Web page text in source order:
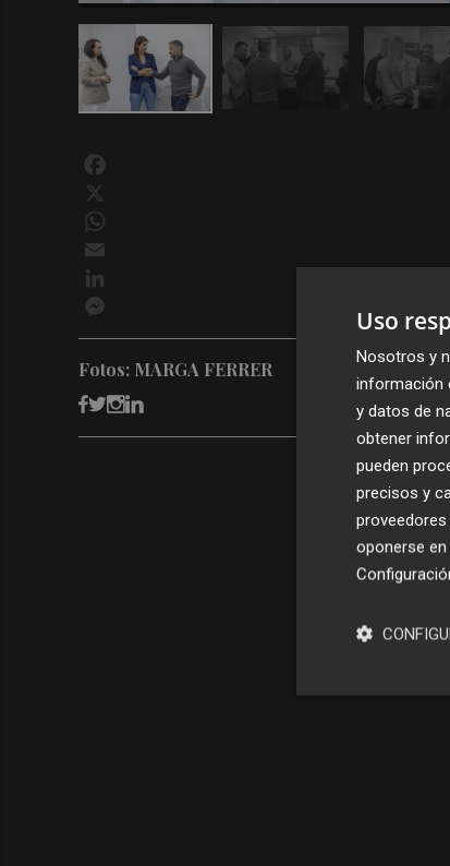
Fotos: MARGA FERRER
Uso
Nosotros y
información
y datos de
obtener
pueden
precisos y
oponerse en